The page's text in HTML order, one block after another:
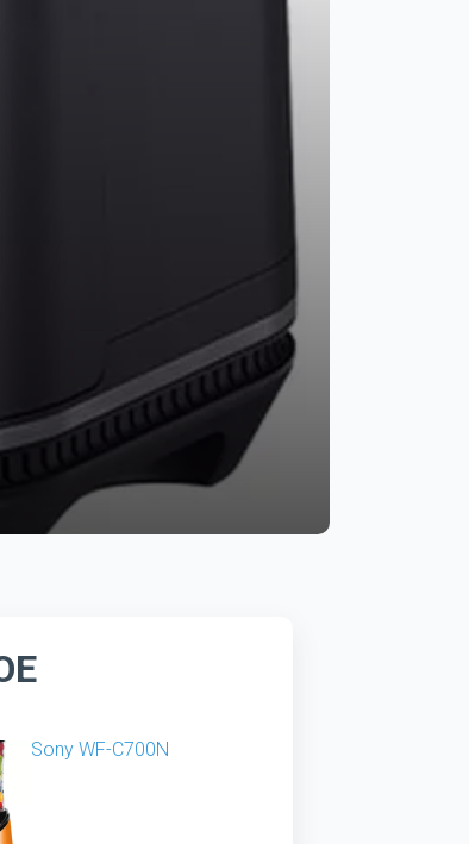
Sony WF-C700N